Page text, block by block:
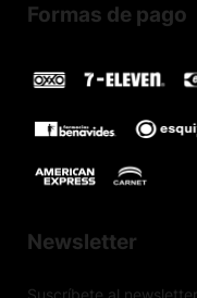
Formas de pago
Newsletter
Suscríbete al newsletter